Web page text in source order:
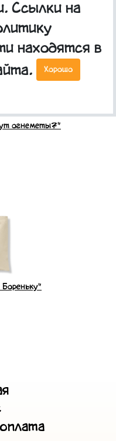
огнеметы?"
Ссылки на
находятся в
Хорошо